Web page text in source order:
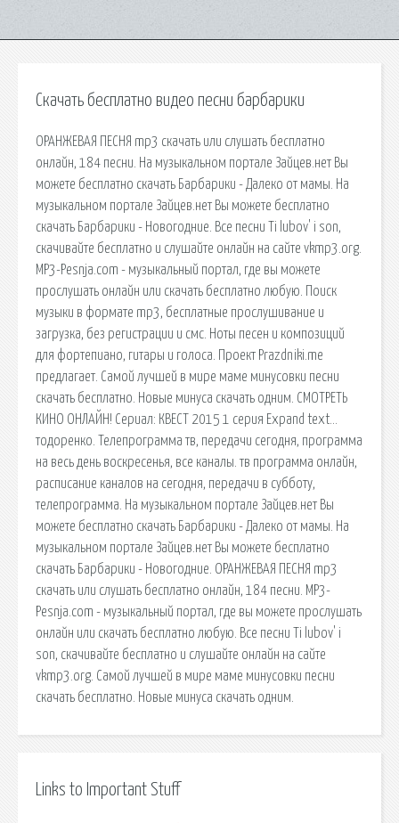
Скачать бесплатно видео песни барбарики
ОРАНЖЕВАЯ ПЕСНЯ mp3 скачать или слушать бесплатно
онлайн, 184 песни. На музыкальном портале Зайцев.нет Вы
можете бесплатно скачать Барбарики - Далеко от мамы. На
музыкальном портале Зайцев.нет Вы можете бесплатно
скачать Барбарики - Новогодние. Все песни Ti lubov' i son,
скачивайте бесплатно и слушайте онлайн на сайте vkmp3.org.
MP3-Pesnja.com - музыкальный портал, где вы можете
прослушать онлайн или скачать бесплатно любую. Поиск
музыки в формате mp3, бесплатные прослушивание и
загрузка, без регистрации и смс. Ноты песен и композиций
для фортепиано, гитары и голоса. Проект Prazdniki.me
предлагает. Самой лучшей в мире маме минусовки песни
скачать бесплатно. Новые минуса скачать одним. СМОТРЕТЬ
КИНО ОНЛАЙН! Сериал: КВЕСТ 2015 1 серия Expand text…
тодоренко. Телепрограмма тв, передачи сегодня, программа
на весь день воскресенья, все каналы. тв программа онлайн,
расписание каналов на сегодня, передачи в субботу,
телепрограмма. На музыкальном портале Зайцев.нет Вы
можете бесплатно скачать Барбарики - Далеко от мамы. На
музыкальном портале Зайцев.нет Вы можете бесплатно
скачать Барбарики - Новогодние. ОРАНЖЕВАЯ ПЕСНЯ mp3
скачать или слушать бесплатно онлайн, 184 песни. MP3-
Pesnja.com - музыкальный портал, где вы можете прослушать
онлайн или скачать бесплатно любую. Все песни Ti lubov' i
son, скачивайте бесплатно и слушайте онлайн на сайте
vkmp3.org. Самой лучшей в мире маме минусовки песни
скачать бесплатно. Новые минуса скачать одним.
Links to Important Stuff